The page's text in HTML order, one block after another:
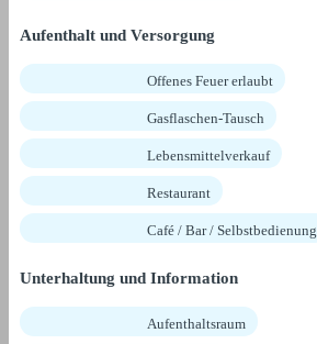
Aufenthalt und Versorgung
Offenes Feuer erlaubt
Gasflaschen-Tausch
Lebensmittelverkauf
Restaurant
Café / Bar / Selbstbedienung
Unterhaltung und Information
Aufenthaltsraum